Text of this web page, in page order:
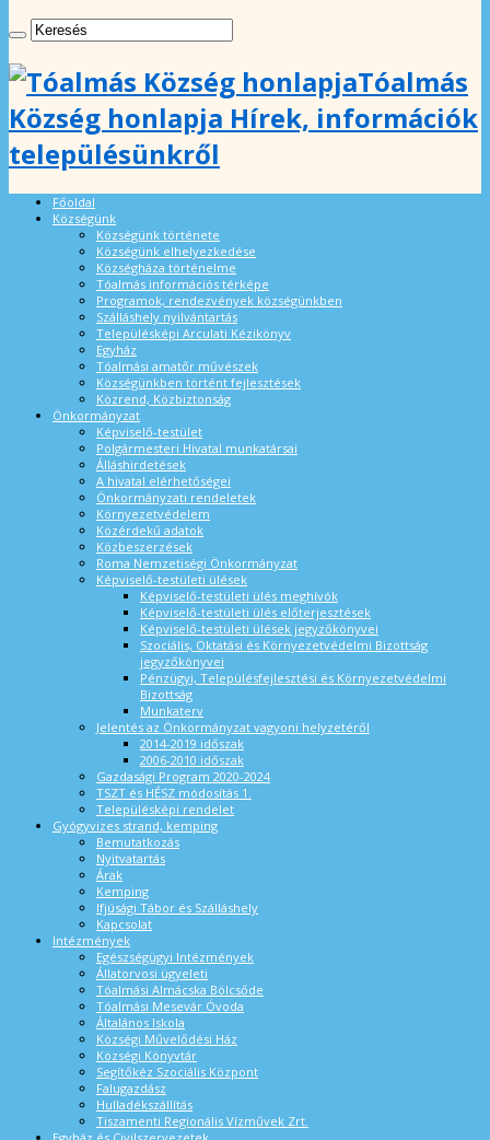
Tóalmás
Község honlapja Hírek, információk
településünkről
Főoldal
Községünk
Községünk története
Községünk elhelyezkedése
Községháza történelme
Tóalmás információs térképe
Programok, rendezvények községünkben
Szálláshely nyilvántartás
Településképi Arculati Kézikönyv
Egyház
Tóalmási amatőr művészek
Községünkben történt fejlesztések
Közrend, Közbiztonság
Önkormányzat
Képviselő-testület
Polgármesteri Hivatal munkatársai
Álláshirdetések
A hivatal elérhetőségei
Önkormányzati rendeletek
Környezetvédelem
Közérdekű adatok
Közbeszerzések
Roma Nemzetiségi Önkormányzat
Képviselő-testületi ülések
Képviselő-testületi ülés meghívók
Képviselő-testületi ülés előterjesztések
Képviselő-testületi ülések jegyzőkönyvei
Szociális, Oktatási és Környezetvédelmi Bizottság
jegyzőkönyvei
Pénzügyi, Településfejlesztési és Környezetvédelmi
Bizottság
Munkaterv
Jelentés az Önkormányzat vagyoni helyzetéről
2014-2019 időszak
2006-2010 időszak
Gazdasági Program 2020-2024
TSZT és HÉSZ módosítás 1.
Településképi rendelet
Gyógyvizes strand, kemping
Bemutatkozás
Nyitvatartás
Árak
Kemping
Ifjúsági Tábor és Szálláshely
Kapcsolat
Intézmények
Egészségügyi Intézmények
Állatorvosi ügyeleti
Tóalmási Almácska Bölcsőde
Tóalmási Mesevár Óvoda
Általános Iskola
Községi Művelődési Ház
Községi Könyvtár
Segítőkéz Szociális Központ
Falugazdász
Hulladékszállítás
Tiszamenti Regionális Vízművek Zrt.